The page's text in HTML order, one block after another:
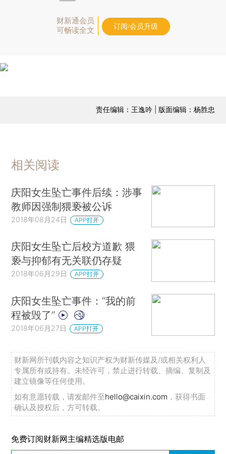
财新通会员
可畅读全文
订阅/会员升级
责任编辑：王逸吟 | 版面编辑：杨胜忠
相关阅读
庆阳女生坠亡事件后续：涉事
教师因强制猥亵被公诉
2018年08月24日 APP打开
庆阳女生坠亡后校方道歉 猥
亵与抑郁有无关联仍存疑
2018年06月29日 APP打开
庆阳女生坠亡事件：“我的前
程被毁了”
2018年06月27日 APP打开
财新网所刊载内容之知识产权为财新传媒及/或相关权利人
专属所有或持有。未经许可，禁止进行转载、摘编、复制及
建立镜像等任何使用。
如有意愿转载，请发邮件至hello@caixin.com ，获得书面
确认及授权后，方可转载。
免费订阅财新网主编精选版电邮